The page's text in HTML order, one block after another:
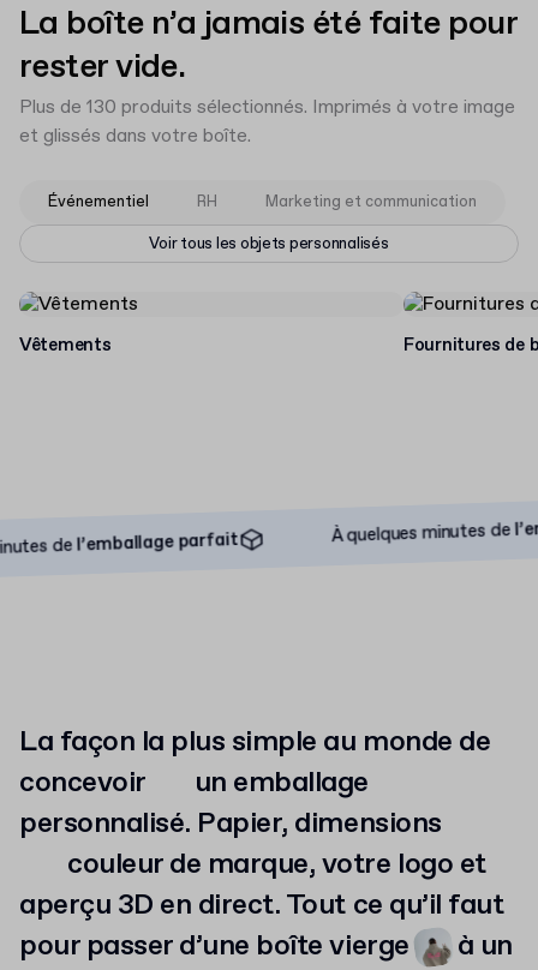
La boîte n’a jamais été faite pour
rester vide.
Plus de 130 produits sélectionnés. Imprimés à votre image
et glissés dans votre boîte.
Événementiel RH Marketing et communication
Voir tous les objets personnalisés
Vêtements Fournitures de
l’emballage parfait
l’emballage parfait À quelques minutes de
La façon la plus simple au monde de
concevoir
un emballage
personnalisé. Papier, dimensions
couleurde marque, votre logo et
aperçu 3D en direct. Tout ce qu’il faut
pour passer d’une boîte vierge
à un